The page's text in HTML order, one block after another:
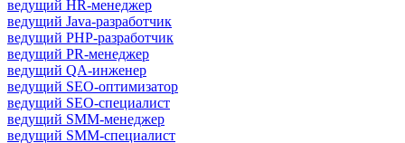
ведущий HR-менеджер
ведущий Java-разработчик
ведущий PHP-разработчик
ведущий PR-менеджер
ведущий QA-инженер
ведущий SEO-оптимизатор
ведущий SEO-специалист
ведущий SMM-менеджер
ведущий SMM-специалист